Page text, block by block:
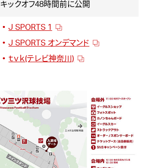
キックオフ48時間前に公開
J SPORTS 1
J SPORTS オンデマンド
ｔｖｋ(テレビ神奈川)